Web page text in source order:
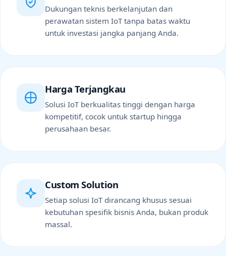
Dukungan teknis berkelanjutan dan
perawatan sistem IoT tanpa batas waktu
untuk investasi jangka panjang Anda.
Harga Terjangkau
Solusi IoT berkualitas tinggi dengan harga
kompetitif, cocok untuk startup hingga
perusahaan besar.
Custom Solution
Setiap solusi IoT dirancang khusus sesuai
kebutuhan spesifik bisnis Anda, bukan produk
massal.